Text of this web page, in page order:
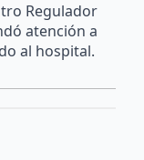
Regulador
atención a
al hospital.